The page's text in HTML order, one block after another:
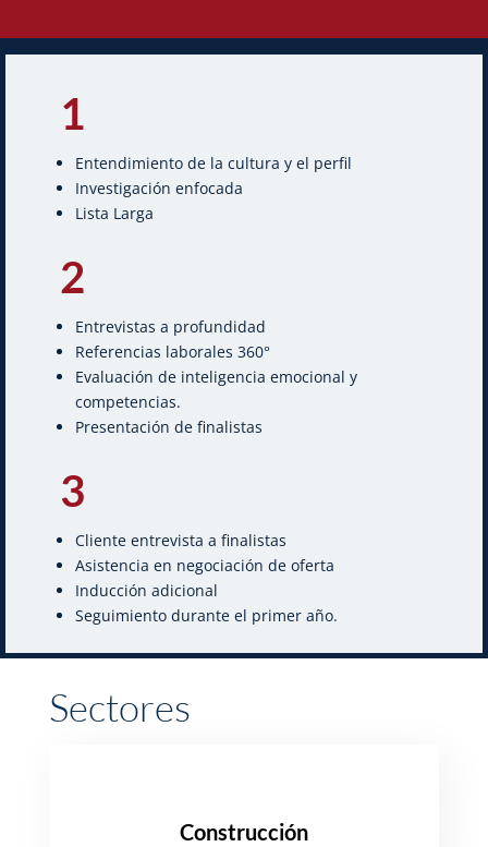
1
Entendimiento de la cultura y el perfil
Investigación enfocada
Lista Larga
2
Entrevistas a profundidad
Referencias laborales 360°
Evaluación de inteligencia emocional y
competencias.
Presentación de finalistas
3
Cliente entrevista a finalistas
Asistencia en negociación de oferta
Inducción adicional
Seguimiento durante el primer año.
Sectores
Construcción